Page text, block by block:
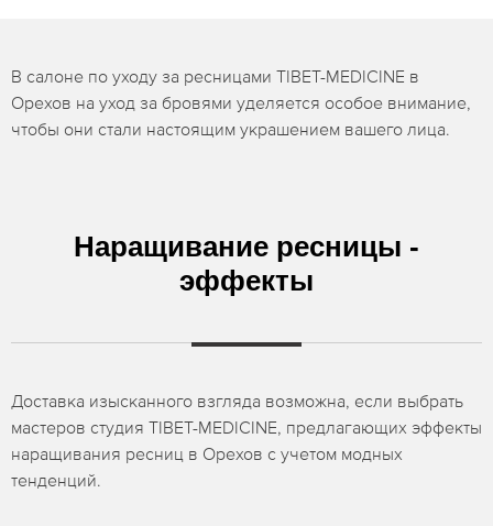
В салоне по уходу за ресницами TIBET-MEDICINE в
Орехов на уход за бровями уделяется особое внимание,
чтобы они стали настоящим украшением вашего лица.
Наращивание ресницы -
эффекты
Доставка изысканного взгляда возможна, если выбрать
мастеров студия TIBET-MEDICINE, предлагающих эффекты
наращивания ресниц в Орехов с учетом модных
тенденций.